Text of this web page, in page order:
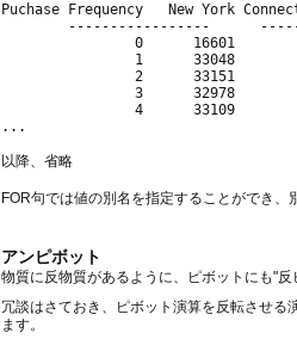
Puchase Frequency   New York
-----------------
0      16601
1      33048
2      33151
3      32978
4      33109
...
以降、省略
FOR句では値の別名を指定することができ、
アンピボット
物質に反物質があるように、ピボットにも"
冗談はさておき、ピボット演算を反転させ
ます。